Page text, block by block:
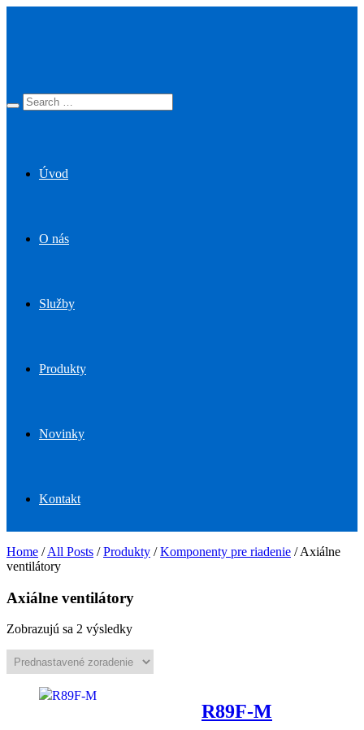
Úvod
O nás
Služby
Produkty
Novinky
Kontakt
Home /All Posts /Produkty /Komponenty pre riadenie /Axiálne
ventilátory
Axiálne ventilátory
Zobrazujú sa 2 výsledky
R89F-M